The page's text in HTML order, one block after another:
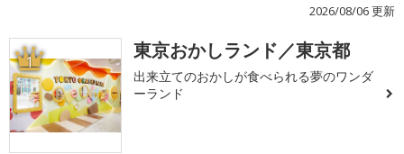
2026/08/06 更新
1 東京おかしランド／東京都
出来立てのおかしが食べられる夢のワンダ
ーランド